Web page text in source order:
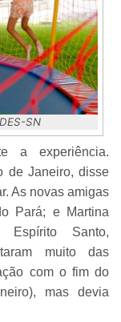
SN
a experiência.
de Janeiro, disse
As novas amigas
Pará; e Martina
Santo,
muito das
com o fim do
mas devia